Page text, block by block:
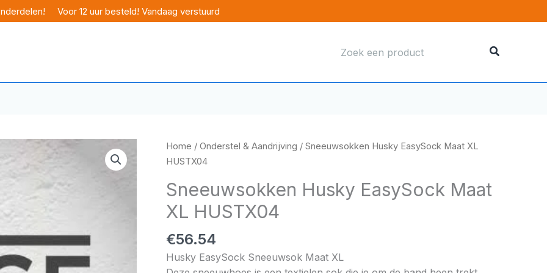
Voor 12 uur besteld! Vandaag verstuurd
naar:
Home / Onderstel & Aandrijving / Sneeuwsokken Husky EasySock Maat XL
HUSTX04
Sneeuwsokken Husky EasySock Maat
XL HUSTX04
€56.54
Husky EasySock Sneeuwsok Maat XL